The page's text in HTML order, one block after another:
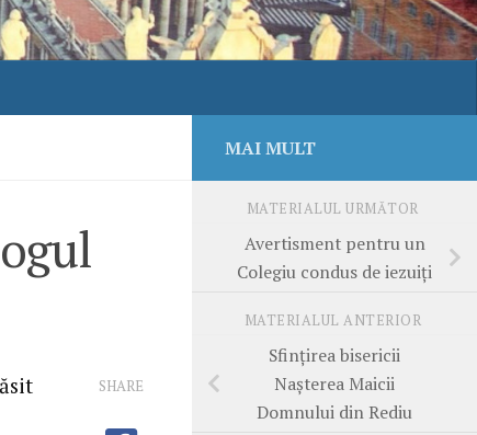
SHARE
MAI MULT
MATERIALUL URMĂTOR
Avertisment pentru un
Colegiu condus de iezuiţi
MATERIALUL ANTERIOR
Sfinţirea bisericii
Naşterea Maicii
Domnului din Rediu